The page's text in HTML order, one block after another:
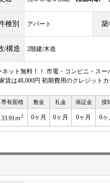
種別 アパート 築
/構造 2階建/木造
ット無料！！ 市電・コンビニ・ス
は48,000円 初期費用のクレジット
専有面積 敷金 礼金 保証金 償
33.91ｍ2 0ヶ月 0ヶ月 0ヶ月 0ヶ